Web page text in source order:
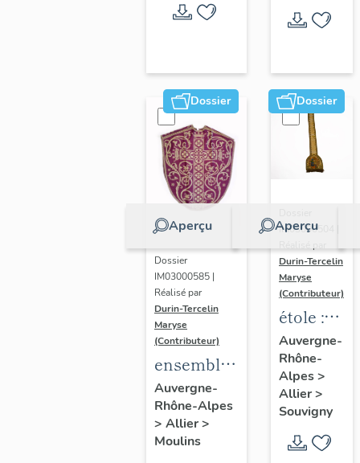
bourse
de
:
ornement
rouge
Dossier
Aperçu
Dossier
IM03000585 |
Réalisé par
Durin-Tercelin
Maryse
(Contributeur)
ensemble
de 5
chapes
(non
Auvergne-
Rhône-Alpes
> Allier>
Moulins
Dossier
Aperçu
IM03000504 |
Réalisé par
Durin-Tercelin
Maryse
(Contributeur)
étole :
ornement
blanc
Auvergne-
Rhône-
Alpes>
Allier>
Souvigny